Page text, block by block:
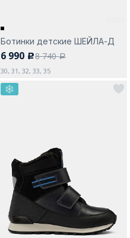
Ботинки детские ШЕЙЛА-Д
6 990 c8 740a
30, 31, 32, 33, 35